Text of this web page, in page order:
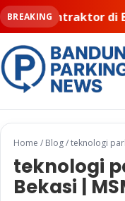
BREAKING Tiga
Home / Blog/teknologi
teknologi
Bekasi |